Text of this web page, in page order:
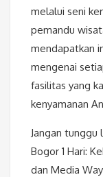
melalui seni
pemandu
mendapatkan
mengenai
fasilitas yang
kenyamanan
Jangan
Bogor 1 Hari:
dan Media